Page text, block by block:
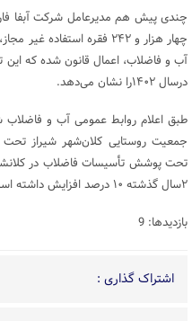
چهار هزار و ۲۴۲ فقره
درسال ۱۴۰۲را نشان می‌دهد.
جمعیت روستایی کلان‌شهر شیراز
۲سال گذشته ۱۰ درصد افزایش داشته است.
بازدیدها: 9
اشتراک گذاری :